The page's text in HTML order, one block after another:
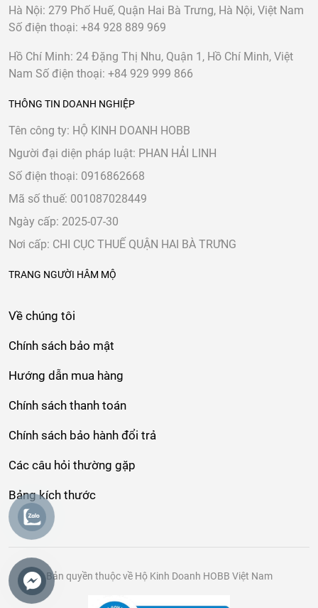
Hà Nội: 279 Phố Huế, Quận Hai Bà Trưng, Hà Nội, Việt Nam
Số điện thoại: +84 928 889 969
Hồ Chí Minh: 24 Đặng Thị Nhu, Quận 1, Hồ Chí Minh, Việt
Nam Số điện thoại: +84 929 999 866
THÔNG TIN DOANH NGHIỆP
Tên công ty: HỘ KINH DOANH HOBB
Người đại diện pháp luật: PHAN HẢI LINH
Số điện thoại: 0916862668
Mã số thuế: 001087028449
Ngày cấp: 2025-07-30
Nơi cấp: CHI CỤC THUẾ QUẬN HAI BÀ TRƯNG
TRANG NGƯỜI HÂM MỘ
Về chúng tôi
Chính sách bảo mật
Hướng dẫn mua hàng
Chính sách thanh toán
Chính sách bảo hành đổi trả
Các câu hỏi thường gặp
Bảng kích thước
Bản quyền thuộc về Hộ Kinh Doanh HOBB Việt Nam